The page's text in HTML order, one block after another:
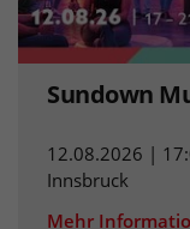
Sundown
12.08.2026 |
Innsbruck
Mehr